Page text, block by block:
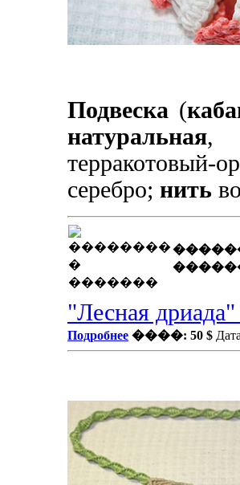
Подвеска (
натуральная,
терракотовый-
серебро; нить
"Лесная
Подробнее ����: 50 $